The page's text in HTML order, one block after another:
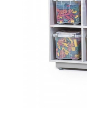
Quadro Branco
Linha Wood Prime
Cadeira especial